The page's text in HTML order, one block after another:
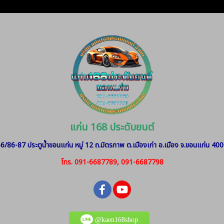
แก่น 168 ประดับยนต์
86-87 ประตูน้ำขอนแก่น หมู่ 12ถ.มิตรภาพ ต.เมืองเก่า อ.เมือง จ.ขอนแก่น
โทร. 091-6687789, 091-6687798
@kaen168shop